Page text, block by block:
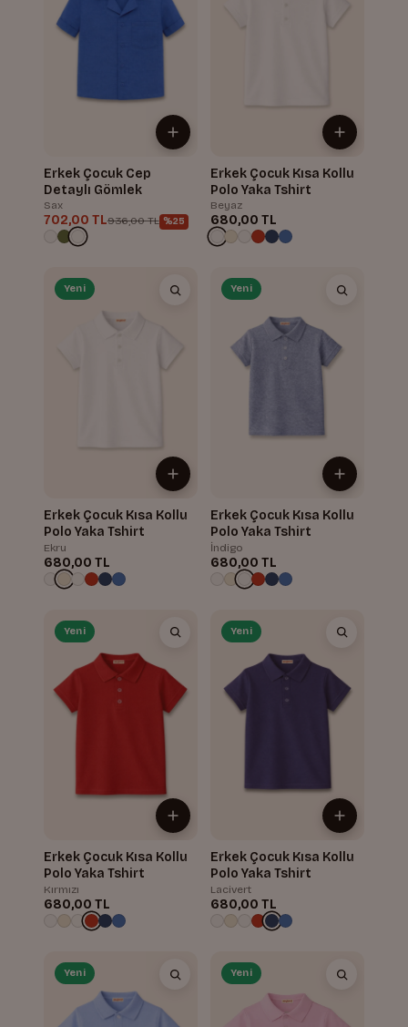
Erkek Çocuk Cep
Detaylı Gömlek
Sax
702,00 TL936,00 TL %25
Erkek Çocuk Kısa Kollu
Polo Yaka Tshirt
Beyaz
680,00 TL
Yeni
Erkek Çocuk Kısa Kollu
Polo Yaka Tshirt
Ekru
680,00 TL
Yeni
Erkek Çocuk Kısa Kollu
Polo Yaka Tshirt
İndigo
680,00 TL
Yeni
Erkek Çocuk Kısa Kollu
Polo Yaka Tshirt
Kırmızı
680,00 TL
Yeni
Erkek Çocuk Kısa Kollu
Polo Yaka Tshirt
Lacivert
680,00 TL
Yeni Yeni